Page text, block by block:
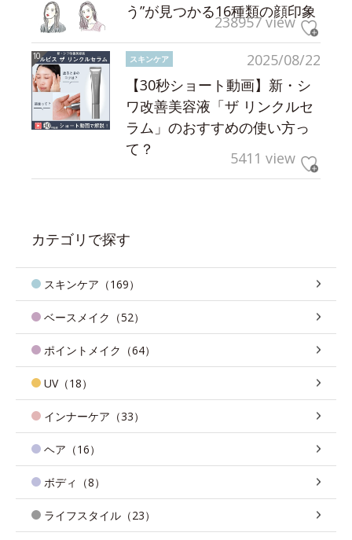
う”が見つかる16種類の顔印象
238957 view
2025/08/22
スキンケア
【30秒ショート動画】新・シ
ワ改善美容液「ザ リンクルセ
ラム」のおすすめの使い方っ
て？
5411 view
カテゴリで探す
スキンケア（169）
ベースメイク（52）
ポイントメイク（64）
UV（18）
インナーケア（33）
ヘア（16）
ボディ（8）
ライフスタイル（23）